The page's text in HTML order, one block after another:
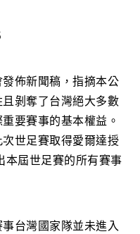
佈新聞稿，指摘本公
剝奪了台灣絕大多數
要賽事的基本權益。
世足賽取得愛爾達授
本屆世足賽的所有賽事
台灣國家隊並未進入